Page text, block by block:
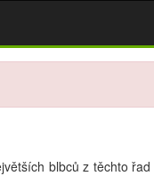
blbců z těchto